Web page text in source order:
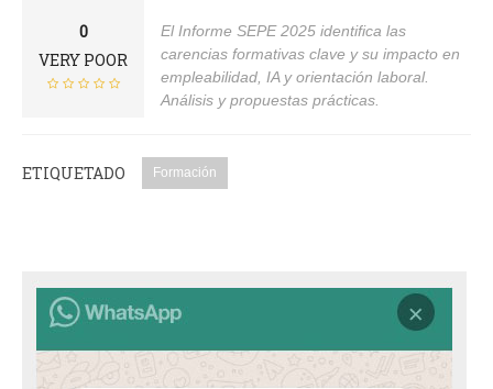
0
VERY POOR
El Informe SEPE 2025 identifica las
carencias formativas clave y su impacto en
empleabilidad, IA y orientación laboral.
Análisis y propuestas prácticas.
ETIQUETADO Formación